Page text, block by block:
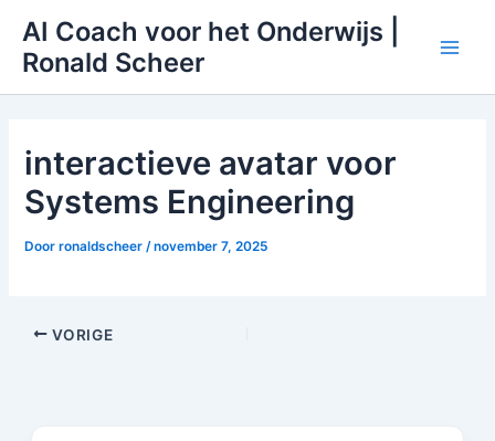
naar
inhoud
AI Coach voor het Onderwijs |
Ronald Scheer
interactieve avatar voor
Systems Engineering
Doorronaldscheer/november 7, 2025
VORIGE